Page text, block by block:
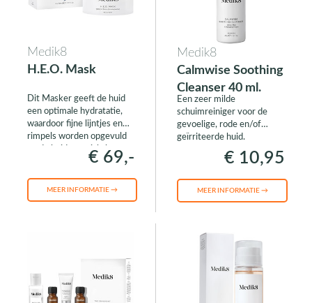
Medik8
H.E.O. Mask
Dit Masker geeft de huid
een optimale hydratatie,
waardoor fijne lijntjes en
rimpels worden opgevuld
en de huid een zichtbaar
vollere, gevoede huidteint
€ 69,-
MEER INFORMATIE →
Medik8
Calmwise Soothing
Cleanser 40 ml.
Een zeer milde
schuimreiniger voor de
gevoelige, rode en/of
geïrriteerde huid.
€ 10,95
MEER INFORMATIE →